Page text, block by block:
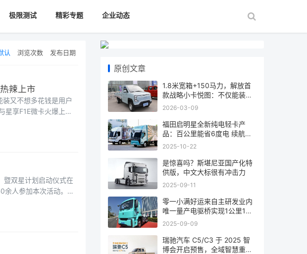
极限测试 精彩专题 企业动态
认 浏览次数 发布日期
辣上市
又不想多花钱是用户
星享F1E微卡火爆上
规模不断扩大。与此
暨双星计划启动仪式在
余人参加本次活动。远
桌会”与用户座谈。远
原创文章
1.8米宽箱+150马力，解放首
款战略小卡悦图：不仅能装，
更是卡友的“
2026-03-09
福田启明星全新纯电轻卡产
品：百公里能省6度电 续航
607公里
2025-10-22
是惊喜吗？斯堪尼亚国产化特
供版，中文大标很有冲击力
2025-09-11
零一小满好运来自主研发业内
唯一量产电驱桥实现1公里1度
电
2025-09-09
瑞驰汽车 C5/C3 于 2025 智
博会开启预售，全域智慧重塑